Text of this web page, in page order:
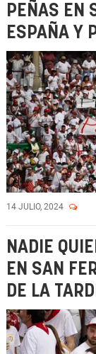
PEÑAS EN
ESPAÑA Y
14 JULIO, 2024
NADIE
EN SAN
DE LA